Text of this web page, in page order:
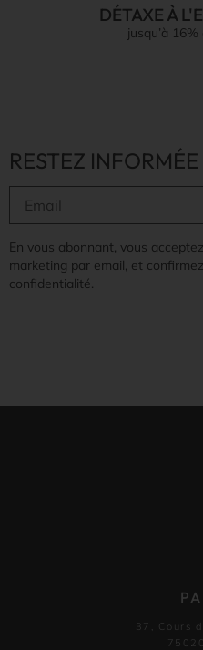
DÉTAXE À
jusqu’à 16%
RESTEZ INFORMÉE
En vous abonnant, vous
marketing par email, et
confidentialité.
37, Cours